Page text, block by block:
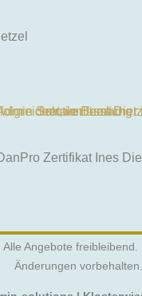
Zertifikat Ines
Alle Angebote freibleibend.
Änderungen vorbehalten.